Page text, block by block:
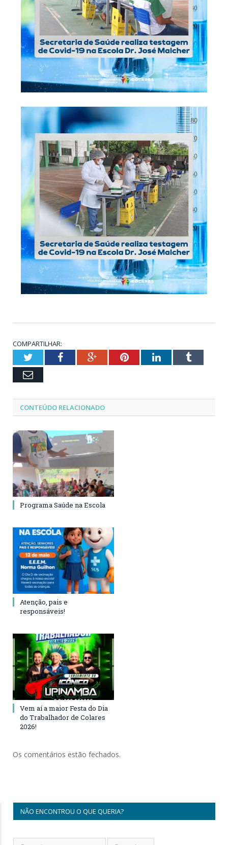
COMPARTILHAR:
TwitterFacebookGoogle+PinterestLinkedInTumblr
Email
CONTEÚDO RELACIONADO
Programa Saúde na Escola
Atenção, pais e
responsáveis!
Vem aí a maior Festa do Dia
do Trabalhador de Colares
2026!
Os comentários estão fechados.
NÃO ENCONTROU O QUE QUERIA?